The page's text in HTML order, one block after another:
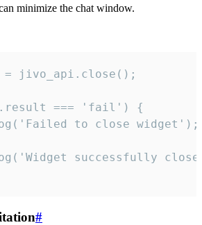
minimize the chat window.
jivo_api.close();
=== 'fail') {
to close widget');
successfully
#